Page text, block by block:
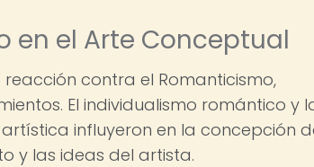
en el Arte Conceptual
contra el Romanticismo,
El individualismo romántico y
influyeron en la concepción
y las ideas del artista.